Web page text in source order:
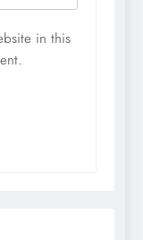
in this